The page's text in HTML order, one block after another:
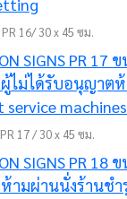
PR 16/ 30 x 45 ซม.
PR 17 / 30 x 45 ซม.